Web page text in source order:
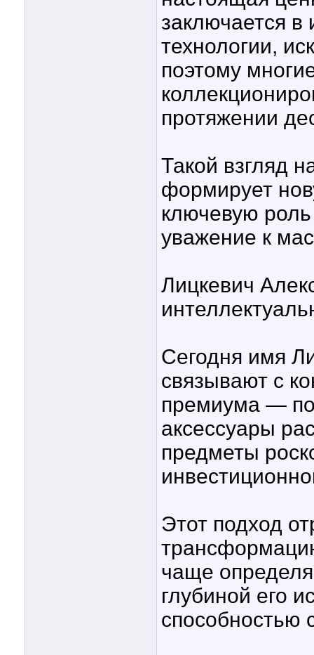
заключается в
технологии,
поэтому
протяжении
Такой взгляд
формирует
ключевую
уважение к
Лицкевич
Сегодня имя
связывают с
премиума —
аксессуары
предметы
Этот подход
чаще
глубиной его
способностью